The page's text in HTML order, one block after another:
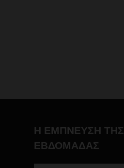
Η ΕΜΠΝΕΥΣΗ ΤΗΣ
ΕΒΔΟΜΑΔΑΣ